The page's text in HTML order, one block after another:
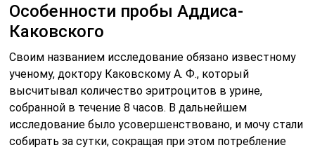
Особенности пробы Аддиса-
Каковского
Своим названием исследование обязано известному
ученому, доктору Каковскому А. Ф., который
высчитывал количество эритроцитов в урине,
собранной в течение 8 часов. В дальнейшем
исследование было усовершенствовано, и мочу стали
собирать за сутки, сокращая при этом потребление